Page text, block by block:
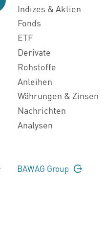
Indizes & Aktien
Fonds
ETF
Derivate
Rohstoffe
Anleihen
Währungen & Zinsen
Nachrichten
Analysen
BAWAG Group